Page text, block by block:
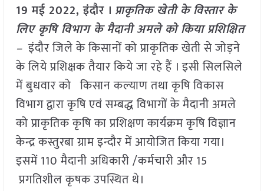
19 मई 2022, इंदौर । प्राकृतिक खेती के विस्तार के
लिए कृषि विभाग के मैदानी अमले को किया प्रशिक्षित
– इंदौर जिले के किसानों को प्राकृतिक खेती से जोड़ने
के लिये प्रशिक्षक तैयार किये जा रहे हैं । इसी सिलसिले
में बुधवार को किसान कल्याण तथा कृषि विकास
विभाग द्वारा कृषि एवं सम्बद्ध विभागों के मैदानी अमले
को प्राकृतिक कृषि का प्रशिक्षण कार्यक्रम कृषि विज्ञान
केन्द्र कस्तुरबा ग्राम इन्दौर में आयो‍जित किया गया।
इसमें 110 मैदानी अधिकारी /कर्मचारी और 15
प्रगतिशील कृषक उपस्थित थे।